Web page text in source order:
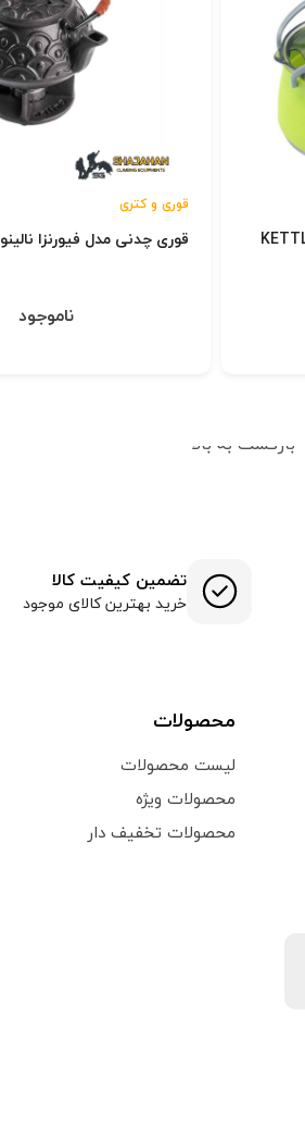
قوری و کتری
قوری چدنی مدل فیورنزا نالینو
ناموجود
بازگشت به بالا
تضمین کیفیت کالا
خرید بهترین کالای موجود
محصولات
لیست محصولات
محصولات ویژه
محصولات تخفیف دار